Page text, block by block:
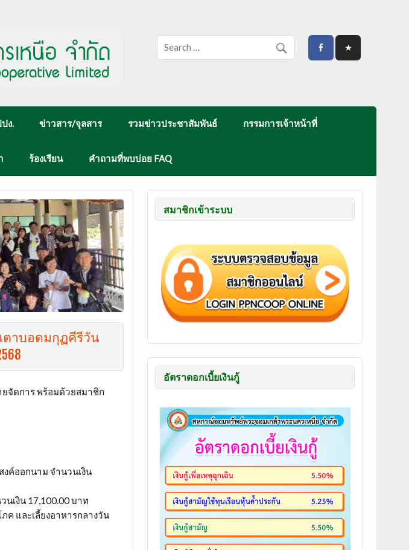
ง. ข่าวสาร/จุลสาร รวมข่าวประชาสัมพันธ์ กรรมการเจ้าหน้าที่
ร้องเรียน คำถามที่พบบ่อย FAQ
ตาบอดมกุฏคีรีวัน
จัดการ พร้อมด้วยสมาชิก
ค์ออกนาม จำนวนเงิน
เงิน 17,100.00 บาท
ค และเลี้ยงอาหารกลางวัน
สมาชิกเข้าระบบ
อัตราดอกเบี้ยเงินกู้